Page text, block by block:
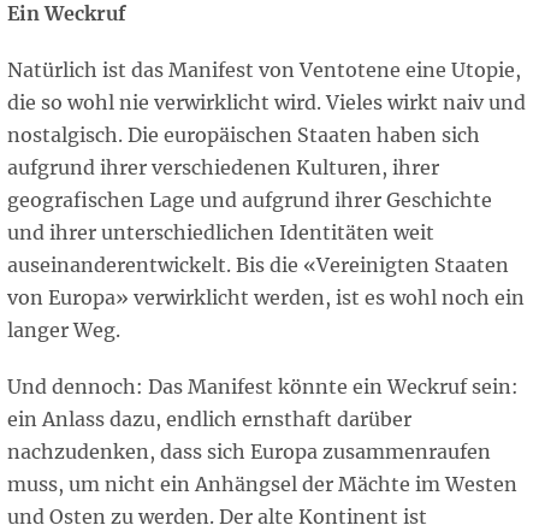
Ein Weckruf
Natürlich ist das Manifest von Ventotene eine Utopie,
die so wohl nie verwirklicht wird. Vieles wirkt naiv und
nostalgisch. Die europäischen Staaten haben sich
aufgrund ihrer verschiedenen Kulturen, ihrer
geografischen Lage und aufgrund ihrer Geschichte
und ihrer unterschiedlichen Identitäten weit
auseinanderentwickelt. Bis die «Vereinigten Staaten
von Europa» verwirklicht werden, ist es wohl noch ein
langer Weg.
Und dennoch: Das Manifest könnte ein Weckruf sein:
ein Anlass dazu, endlich ernsthaft darüber
nachzudenken, dass sich Europa zusammenraufen
muss, um nicht ein Anhängsel der Mächte im Westen
und Osten zu werden. Der alte Kontinent ist